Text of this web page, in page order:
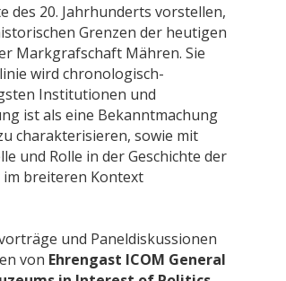
des 20. Jahrhunderts vorstellen,
Grenzen der heutigen
Markgrafschaft Mähren. Sie
wird chronologisch-
Institutionen und
ist als eine Bekanntmachung
charakterisieren, sowie mit
und Rolle in der Geschichte der
im breiteren Kontext
und Paneldiskussionen
von Ehrengast ICOM General